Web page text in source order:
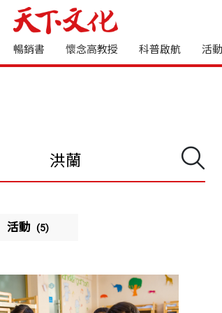
暢銷書 懷念高教授 科普啟航 活動
活動 (5)